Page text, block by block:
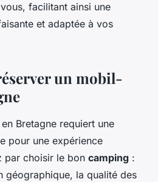
facilitant ainsi une
et adaptée à vos
un mobil-
en Bretagne requiert une
pour une expérience
par choisir le bon camping :
géographique, la qualité des